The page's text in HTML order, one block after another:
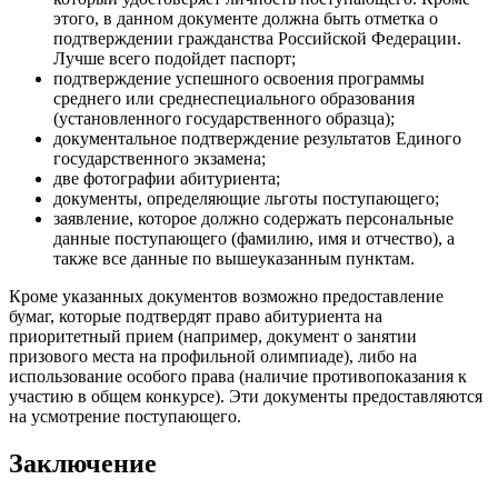
этого, в данном документе должна быть отметка о
подтверждении гражданства Российской Федерации.
Лучше всего подойдет паспорт;
подтверждение успешного освоения программы
среднего или среднеспециального образования
(установленного государственного образца);
документальное подтверждение результатов Единого
государственного экзамена;
две фотографии абитуриента;
документы, определяющие льготы поступающего;
заявление, которое должно содержать персональные
данные поступающего (фамилию, имя и отчество), а
также все данные по вышеуказанным пунктам.
Кроме указанных документов возможно предоставление
бумаг, которые подтвердят право абитуриента на
приоритетный прием (например, документ о занятии
призового места на профильной олимпиаде), либо на
использование особого права (наличие противопоказания к
участию в общем конкурсе). Эти документы предоставляются
на усмотрение поступающего.
Заключение